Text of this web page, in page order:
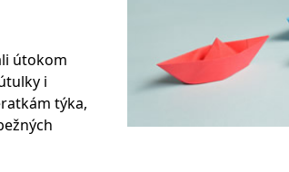
útokom
i
týka,